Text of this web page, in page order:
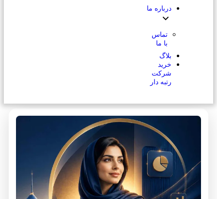
درباره ما
تماس
با ما
بلاگ
خرید
شرکت
رتبه دار